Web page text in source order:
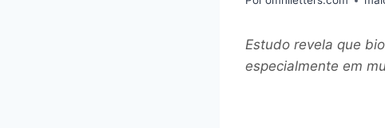
Estudo revela que
especialmente em